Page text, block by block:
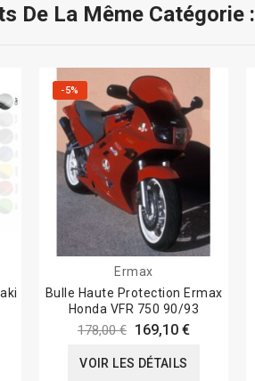
De La Même Catégorie :
-5%
Ermax
Bulle Haute Protection Ermax
Honda VFR 750 90/93
178,00 € 169,10 €
VOIR LES DÉTAILS